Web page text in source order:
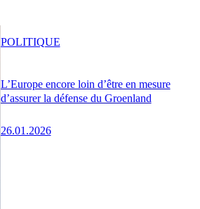
L’Europe encore loin d’être en mesure
d’assurer la défense du Groenland
26.01.2026
POLITIQUE